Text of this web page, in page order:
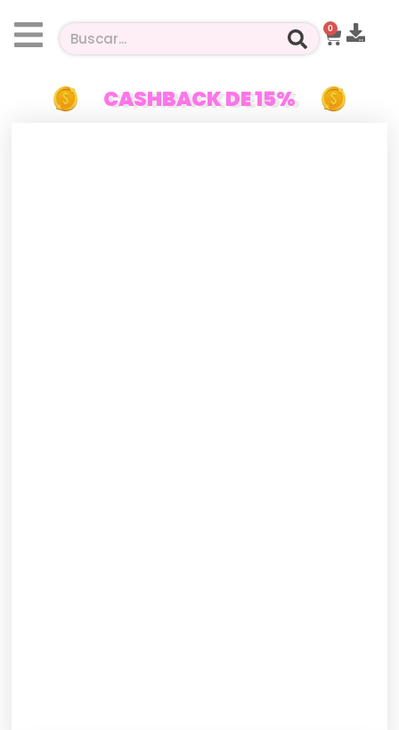
0
CASHBACK DE 15%